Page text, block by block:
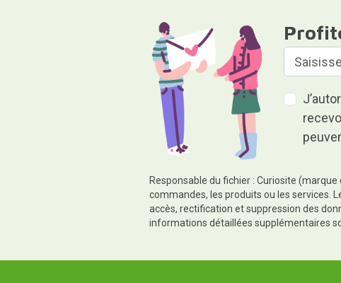
Responsable du fichier : Curiosite
commandes, les produits ou les services.
accès, rectification et suppression des
informations détaillées supplémentaires